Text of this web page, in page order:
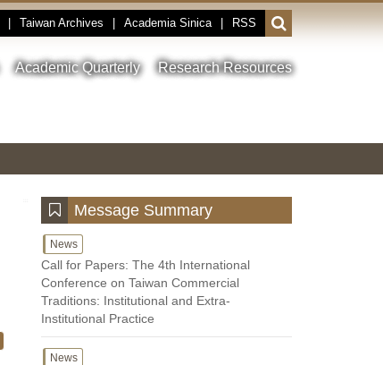
Taiwan Archives Academia Sinica RSS
Open
or
close
the
Academic Quarterly Research Resources
and
Message Summary
News
Call for Papers: The 4th International
Conference on Taiwan Commercial
Traditions: Institutional and Extra-
Institutional Practice
News